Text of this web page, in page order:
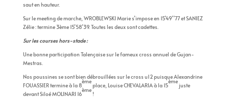
saut en hauteur.
Sur le meeting de marche, WROBLEWSKI Marie s’impose en 15’49’’77 et SANIEZ
Zélie : termine 3ème 15’58’39. Toutes les deux sont cadettes.
Sur les courses hors-stade :
Une bonne participation Talençaise sur le fameux cross annuel de Gujan-
Mestras.
Nos poussines se sont bien débrouillées sur le cross u12 puisque Alexandrine
FOUASSIER termine à la 8
ème
place, Louise CHEVALARIA à la 15
ème
juste
devant Siloé MOLINARI 16
ème
!